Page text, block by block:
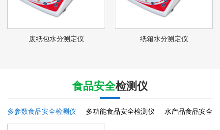
废纸包水分测定仪 纸箱水分测定仪
食品安全检测仪
多参数食品安全检测仪 多功能食品安全检测仪 水产品食品安全